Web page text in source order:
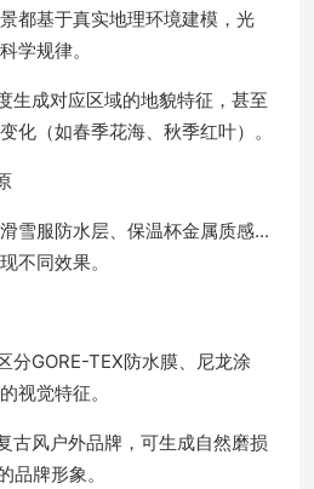
都基于真实地理环境建模，光
学规律。
生成对应区域的地貌特征，甚至
化（如春季花海、秋季红叶）。
雪服防水层、保温杯金属质感...
不同效果。
分GORE-TEX防水膜、尼龙涂
视觉特征。
古风户外品牌，可生成自然磨损
品牌形象。